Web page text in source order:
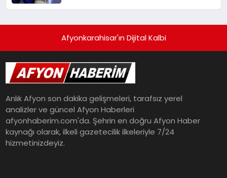
Afyonkarahisar'ın Dijital Kalbi
Anlık Afyon son dakika gelişmeleri, tarafsız yerel
analizler ve güncel Afyon Haberleri
afyonhaberim.com'da. Şehrin en doğru Afyon Haber
kaynağı olarak, ilkeli gazetecilik ilkeleriyle 7/24
hizmetinizdeyiz.